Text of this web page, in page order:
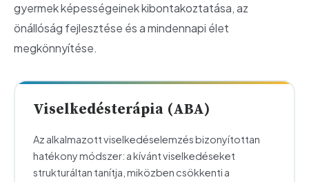
gyermek képességeinek kibontakoztatása, az
önállóság fejlesztése és a mindennapi élet
megkönnyítése.
Viselkedésterápia (ABA)
Az alkalmazott viselkedéselemzés bizonyítottan
hatékony módszer: a kívánt viselkedéseket
strukturáltan tanítja, miközben csökkenti a